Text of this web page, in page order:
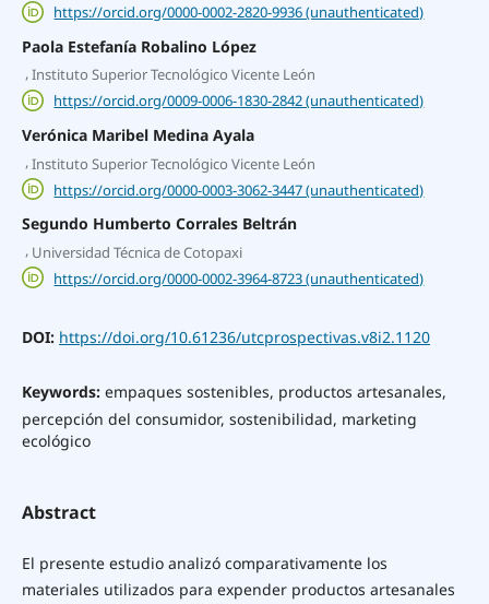
https://orcid.org/0000-0002-2820-9936 (unauthenticated)
Paola Estefanía Robalino López
,Instituto Superior Tecnológico Vicente León
https://orcid.org/0009-0006-1830-2842 (unauthenticated)
Verónica Maribel Medina Ayala
,Instituto Superior Tecnológico Vicente León
https://orcid.org/0000-0003-3062-3447 (unauthenticated)
Segundo Humberto Corrales Beltrán
, Universidad Técnica de Cotopaxi
https://orcid.org/0000-0002-3964-8723 (unauthenticated)
DOI: https://doi.org/10.61236/utcprospectivas.v8i2.1120
Keywords: empaques sostenibles, productos artesanales,
percepción del consumidor, sostenibilidad, marketing
ecológico
Abstract
El presente estudio analizó comparativamente los
materiales utilizados para expender productos artesanales